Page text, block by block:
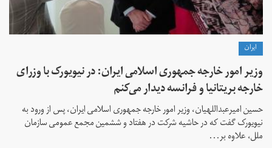
ايران
وزیر امور خارجه جمهوری اسلامی ایران: در نیویورک با وزرای
خارجه بریتانیا و فرانسه دیدار می‌کنم
حسین امیرعبداللهیان، وزیر امور خارجه جمهوری اسلامی ایران، پس از ورود به
نیویورک گفت که در حاشیه شرکت در هفتاد و ششمین مجمع عمومی سازمان
ملل، علاوه بر...